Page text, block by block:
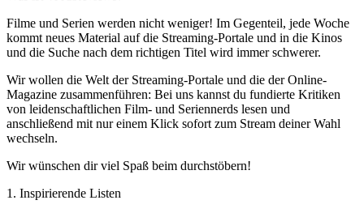
Filme und Serien werden nicht weniger! Im Gegenteil, jede Woche
kommt neues Material auf die Streaming-Portale und in die Kinos
und die Suche nach dem richtigen Titel wird immer schwerer.
Wir wollen die Welt der Streaming-Portale und die der Online-
Magazine zusammenführen: Bei uns kannst du fundierte Kritiken
von leidenschaftlichen Film- und Seriennerds lesen und
anschließend mit nur einem Klick sofort zum Stream deiner Wahl
wechseln.
Wir wünschen dir viel Spaß beim durchstöbern!
1. Inspirierende Listen